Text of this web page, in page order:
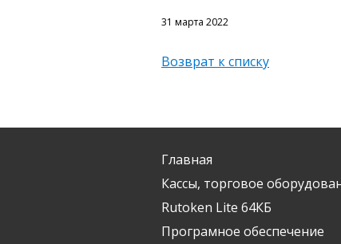
31 марта 2022
Возврат к списку
Главная
Кассы, торговое
Rutoken Lite 64КБ
Програмное обеспечение